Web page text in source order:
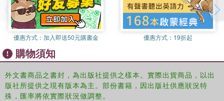
Demography
History & Traditions of Origin
Nomenclature
Grouping
Cultural Features: Religion, Witchcraft, Birth, Initiation, Burial
優惠方式： 加入即送50元購書金 優惠方式： 19折起
購物須知
外文書商品之書封，為出版社提供之樣本。實際出貨商品，以出
版社所提供之現有版本為主。部份書籍，因出版社供應狀況特
殊，匯率將依實際狀況做調整。